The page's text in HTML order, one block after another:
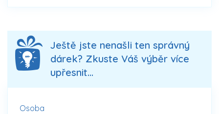
Ještě jste nenašli ten správný
dárek? Zkuste Váš výběr více
upřesnit...
Osoba